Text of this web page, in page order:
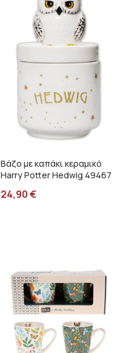
Βάζο με καπάκι κεραμικό
Harry Potter Hedwig 49467
24,90€